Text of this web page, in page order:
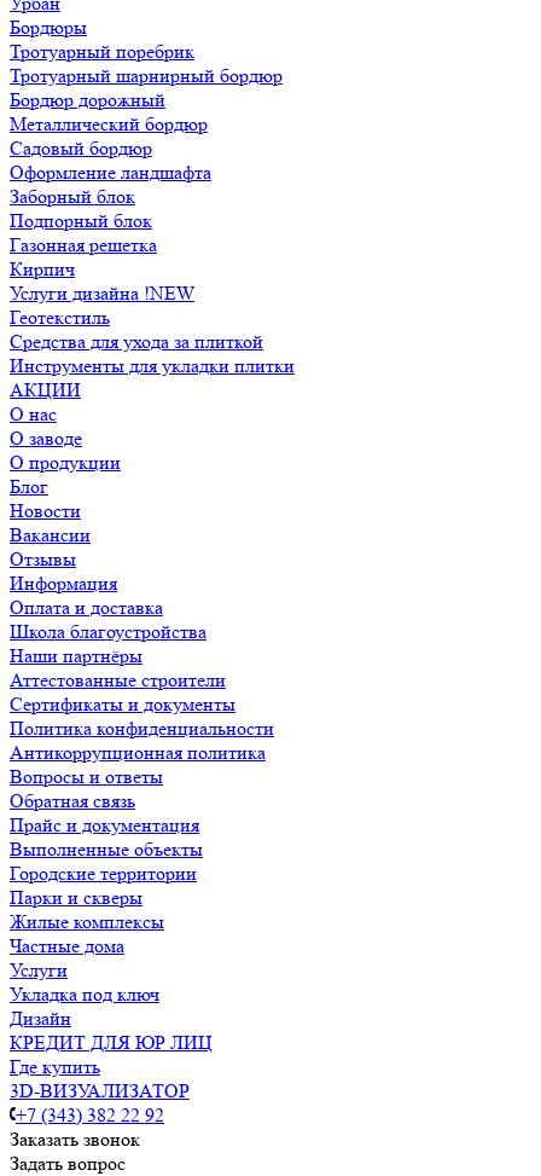
Бордюры
Тротуарный поребрик
Тротуарный шарнирный бордюр
Бордюр дорожный
Металлический бордюр
Садовый бордюр
Оформление ландшафта
Заборный блок
Подпорный блок
Газонная решетка
Кирпич
Услуги дизайна !NEW
Геотекстиль
Средства для ухода за плиткой
Инструменты для укладки плитки
АКЦИИ
О нас
О заводе
О продукции
Блог
Новости
Вакансии
Отзывы
Информация
Оплата и доставка
Школа благоустройства
Наши партнёры
Аттестованные строители
Сертификаты и документы
Политика конфиденциальности
Антикоррупционная политика
Вопросы и ответы
Обратная связь
Прайс и документация
Выполненные объекты
Городские территории
Парки и скверы
Жилые комплексы
Частные дома
Услуги
Укладка под ключ
Дизайн
КРЕДИТ ДЛЯ ЮР ЛИЦ
Где купить
3D-ВИЗУАЛИЗАТОР
+7 (343) 382 22 92
Заказать звонок
Задать вопрос